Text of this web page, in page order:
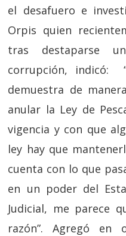
el desafuero e
Orpis quien
tras destaparse
corrupción, indicó:
demuestra de
anular la Ley de
vigencia y con que
ley hay que
cuenta con lo que
en un poder del
Judicial, me parece
razón”. Agregó en